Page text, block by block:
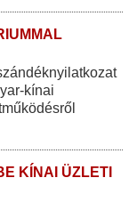
kínai
KÍNAI ÜZLETI